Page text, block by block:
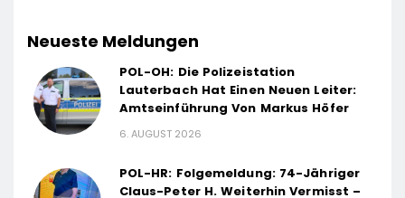
Neueste Meldungen
POL-OH: Die Polizeistation
Lauterbach Hat Einen Neuen Leiter:
Amtseinführung Von Markus Höfer
6. AUGUST 2026
POL-HR: Folgemeldung: 74-Jähriger
Claus-Peter H. Weiterhin Vermisst –